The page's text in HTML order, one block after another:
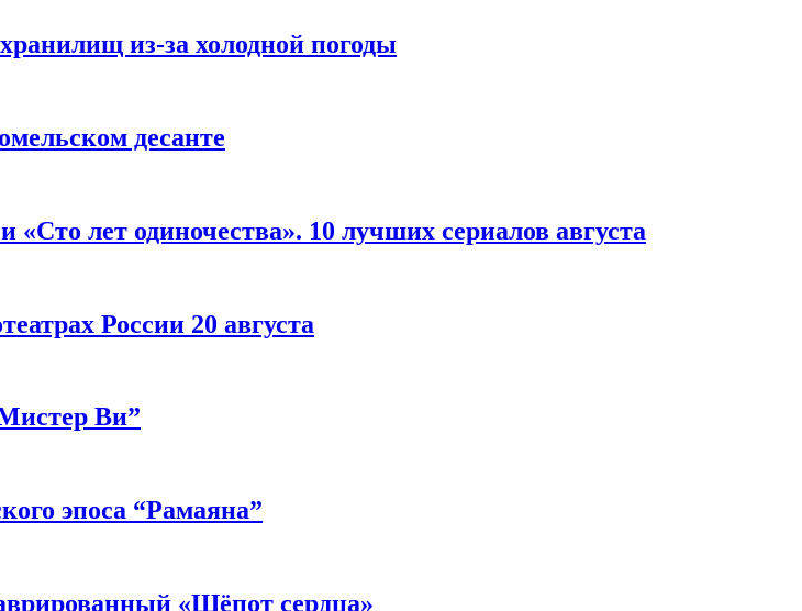
из-за холодной погоды
десанте
лет одиночества». 10 лучших сериалов августа
России 20 августа
Ви”
эпоса “Рамаяна”
«Шёпот сердца»